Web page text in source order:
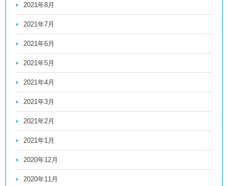
2021年8月
2021年7月
2021年6月
2021年5月
2021年4月
2021年3月
2021年2月
2021年1月
2020年12月
2020年11月